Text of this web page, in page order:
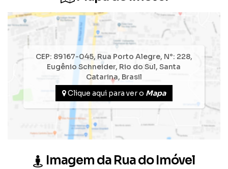
CEP: 89167-045, Rua Porto Alegre, N°: 228,
Eugênio Schneider, Rio do Sul,Santa
Catarina, Brasil
Clique aqui para ver o Mapa
Imagem da Rua do Imóvel